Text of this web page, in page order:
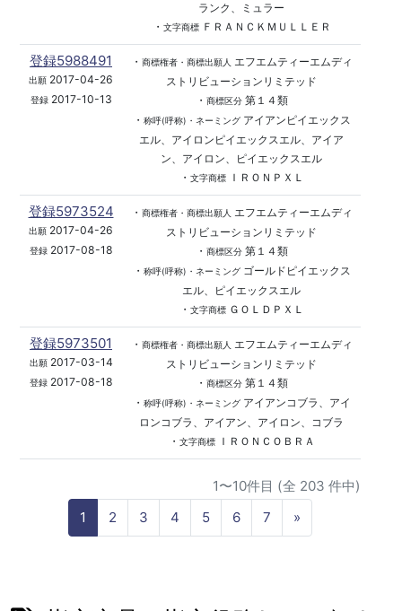
ランク、ミュラー
・ 文字商標ＦＲＡＮＣＫＭＵＬＬＥＲ
登録5988491
出願 2017-04-26
登録2017-10-13
・ 商標権者・商標出願人
エフエムティーエムディ
ストリビューションリミテッド
・ 商標区分第１４類
・ 称呼(呼称)・ネーミングアイアンピイエックス
エル、アイロンピイエックスエル、アイア
ン、アイロン、ピイエックスエル
・ 文字商標ＩＲＯＮＰＸＬ
登録5973524
出願 2017-04-26
登録2017-08-18
・ 商標権者・商標出願人
エフエムティーエムディ
ストリビューションリミテッド
・ 商標区分第１４類
・ 称呼(呼称)・ネーミングゴールドピイエックス
エル、ピイエックスエル
・ 文字商標ＧＯＬＤＰＸＬ
登録5973501
出願2017-03-14
登録2017-08-18
・ 商標権者・商標出願人
エフエムティーエムディ
ストリビューションリミテッド
・ 商標区分第１４類
・ 称呼(呼称)・ネーミングアイアンコブラ、アイ
ロンコブラ、アイアン、アイロン、コブラ
・ 文字商標ＩＲＯＮＣＯＢＲＡ
1〜10件目 (全 203 件中)
1
2 3 4 5 6 7 »
e